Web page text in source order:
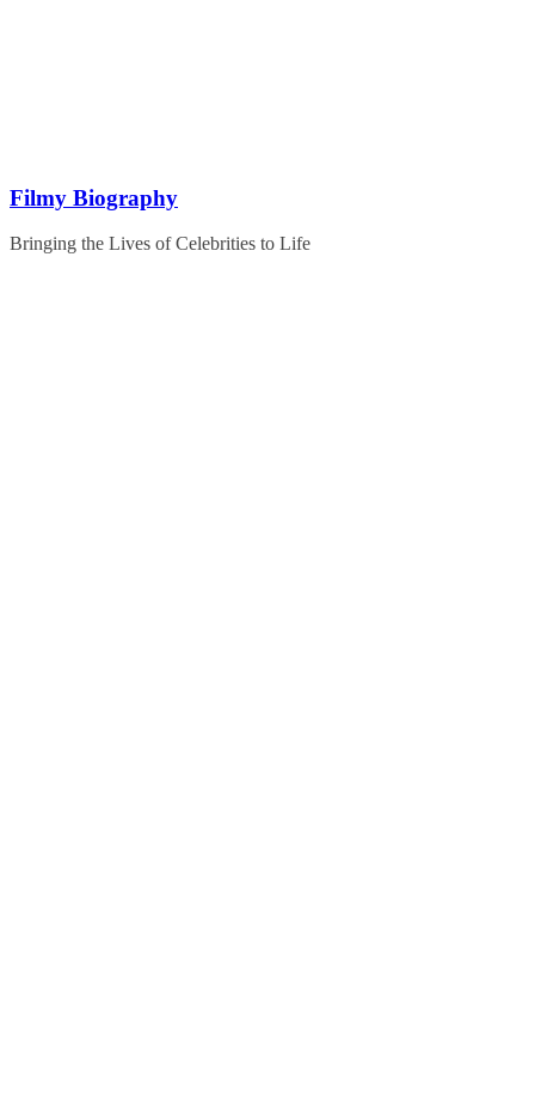
Filmy Biography
Bringing the Lives of Celebrities to Life